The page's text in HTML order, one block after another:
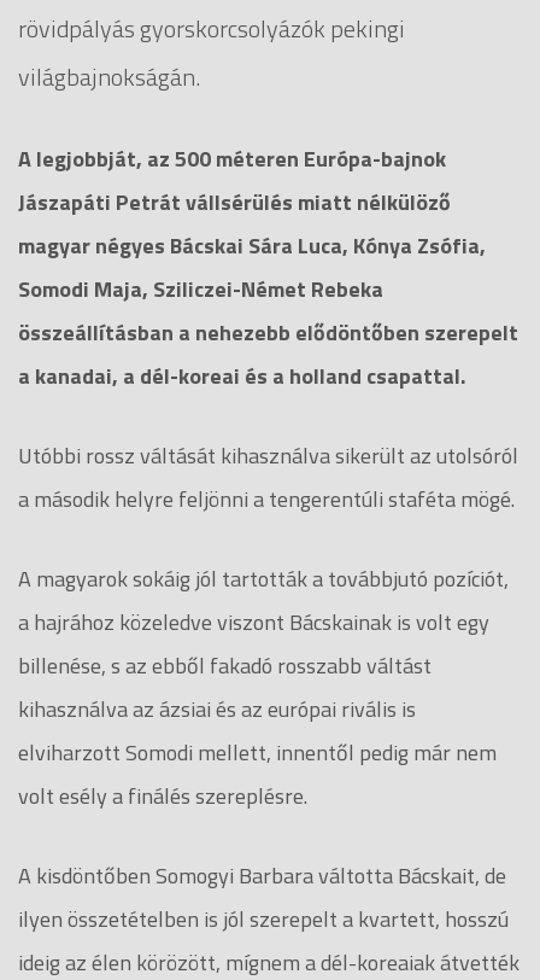
rövidpályás gyorskorcsolyázók pekingi
világbajnokságán.
A legjobbját, az 500 méteren Európa-bajnok
Jászapáti Petrát vállsérülés miatt nélkülöző
magyar négyes Bácskai Sára Luca, Kónya Zsófia,
Somodi Maja, Sziliczei-Német Rebeka
összeállításban a nehezebb elődöntőben szerepelt
a kanadai, a dél-koreai és a holland csapattal.
Utóbbi rossz váltását kihasználva sikerült az utolsóról
a második helyre feljönni a tengerentúli staféta mögé.
A magyarok sokáig jól tartották a továbbjutó pozíciót,
a hajrához közeledve viszont Bácskainak is volt egy
billenése, s az ebből fakadó rosszabb váltást
kihasználva az ázsiai és az európai rivális is
elviharzott Somodi mellett, innentől pedig már nem
volt esély a finálés szereplésre.
A kisdöntőben Somogyi Barbara váltotta Bácskait, de
ilyen összetételben is jól szerepelt a kvartett, hosszú
ideig az élen körözött, mígnem a dél-koreaiak átvették